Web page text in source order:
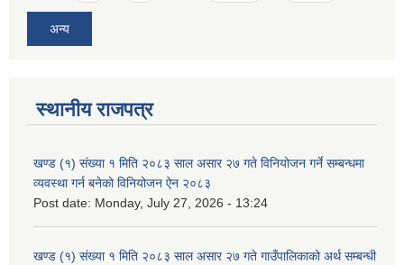
अन्य
स्थानीय राजपत्र
खण्ड (१) संख्या १ मिति २०८३ साल असार २७ गते विनियोजन गर्ने सम्बन्धमा
व्यवस्था गर्न बनेको विनियोजन ऐन २०८३
Post date: Monday, July 27, 2026 - 13:24
खण्ड (१) संख्या १ मिति २०८३ साल असार २७ गते गाउँपालिकाको अर्थ सम्बन्धी